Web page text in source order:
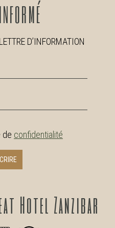
INFORMÉ
D’INFORMATION
de confidentialité
Hotel Zanzibar